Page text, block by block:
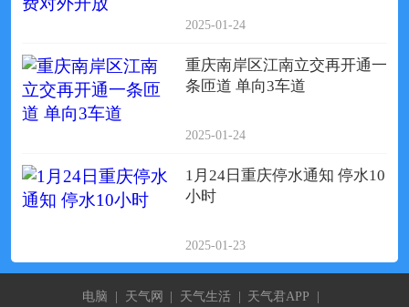
2025-01-24
重庆南岸区江南立交再开通一
条匝道 单向3车道
2025-01-24
1月24日重庆停水通知 停水10
小时
2025-01-23
电脑 | 天气网 | 天气生活 | 天气君APP |